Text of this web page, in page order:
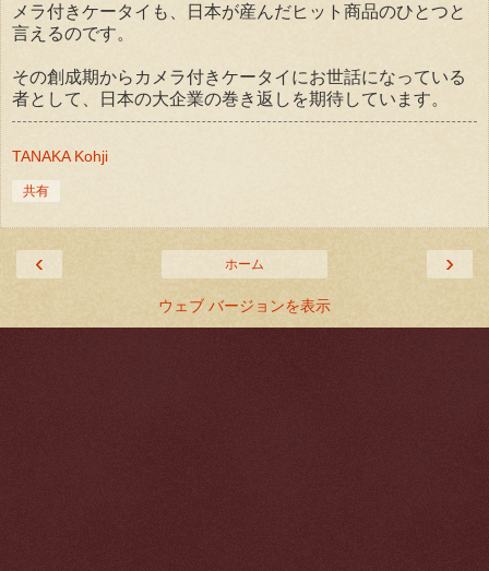
メラ付きケータイも、日本が産んだヒット商品のひとつと
言えるのです。
その創成期からカメラ付きケータイにお世話になっている
者として、日本の大企業の巻き返しを期待しています。
TANAKA Kohji
共有
‹ ›
ホーム
ウェブ バージョンを表示